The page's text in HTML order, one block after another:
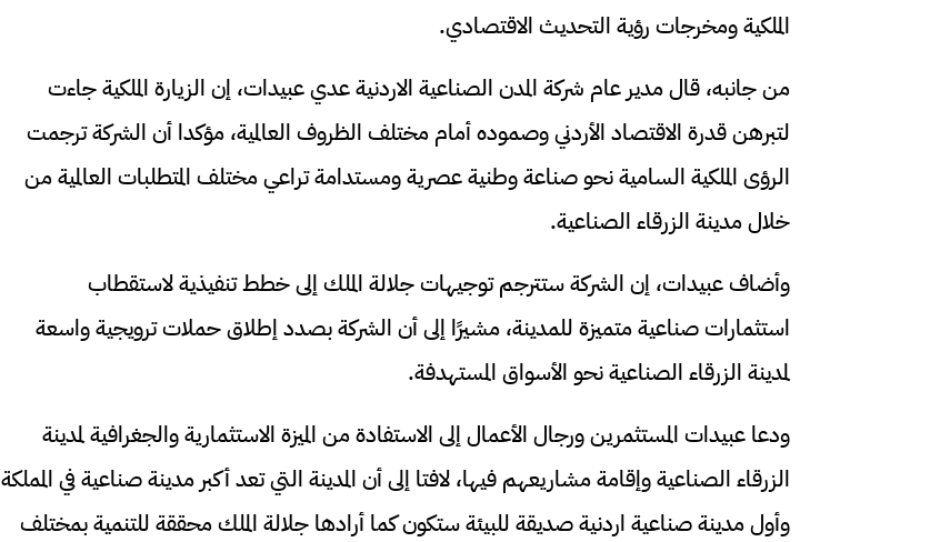
الملكية ومخرجات رؤية التحديث الاقتصادي.
من جانبه، قال مدير عام شركة المدن الصناعية الاردنية عدي عبيدات، إن الزيارة الملكية جاءت
لتبرهن قدرة الاقتصاد الأردني وصموده أمام مختلف الظروف العالمية، مؤكدا أن الشركة ترجمت
الرؤى الملكية السامية نحو صناعة وطنية عصرية ومستدامة تراعي مختلف المتطلبات العالمية من
خلال مدينة الزرقاء الصناعية.
وأضاف عبيدات، إن الشركة ستترجم توجيهات جلالة الملك إلى خطط تنفيذية لاستقطاب
استثمارات صناعية متميزة للمدينة، مشيرًا إلى أن الشركة بصدد إطلاق حملات ترويجية واسعة
لمدينة الزرقاء الصناعية نحو الأسواق المستهدفة.
ودعا عبيدات المستثمرين ورجال الأعمال إلى الاستفادة من الميزة الاستثمارية والجغرافية لمدينة
الزرقاء الصناعية وإقامة مشاريعهم فيها، لافتا إلى أن المدينة التي تعد أكبر مدينة صناعية في المملكة
وأول مدينة صناعية اردنية صديقة للبيئة ستكون كما أرادها جلالة الملك محققة للتنمية بمختلف